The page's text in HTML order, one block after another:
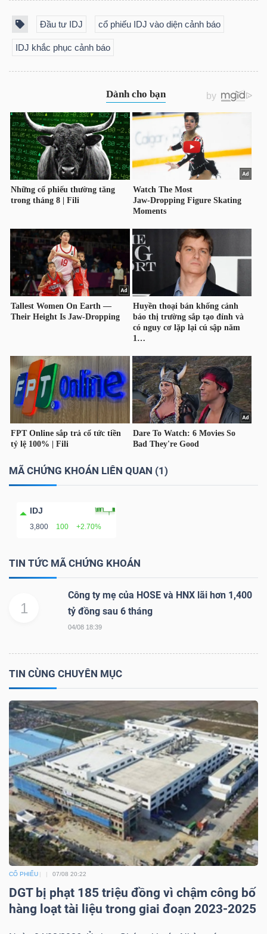
Đầu tư IDJ cổ phiếu IDJ vào diện cảnh báo
IDJ khắc phục cảnh báo
MÃ CHỨNG KHOÁN LIÊN QUAN (1)
IDJ
3,800 100 +2.70%
TIN TỨC MÃ CHỨNG KHOÁN
1
Công ty mẹ của HOSE và HNX lãi hơn 1,400
tỷ đồng sau 6 tháng
04/08 18:39
TIN CÙNG CHUYÊN MỤC
CỔ PHIẾU 07/08 20:22
DGT bị phạt 185 triệu đồng vì chậm công bố
hàng loạt tài liệu trong giai đoạn 2023-2025
PHIẾU
SINH
TRÁI
PHIẾU
CÔNG
CỤ
ĐẦU
TRUY
XUẤT
DỮ
LIỆU
Ngành
VS-
LƯỢNG
NGUYÊN
VẬT
LIỆU
CÔNG
NGHIỆP
TIÊU
DÙNG
KHÔNG